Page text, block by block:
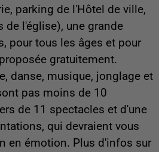
parking de l'Hôtel de ville,
de l'église), une grande
pour tous les âges et pour
gratuitement.
danse, musique, jonglage et
pas moins de 10
de 11 spectacles et d'une
qui devraient vous
en émotion. Plus d'infos sur